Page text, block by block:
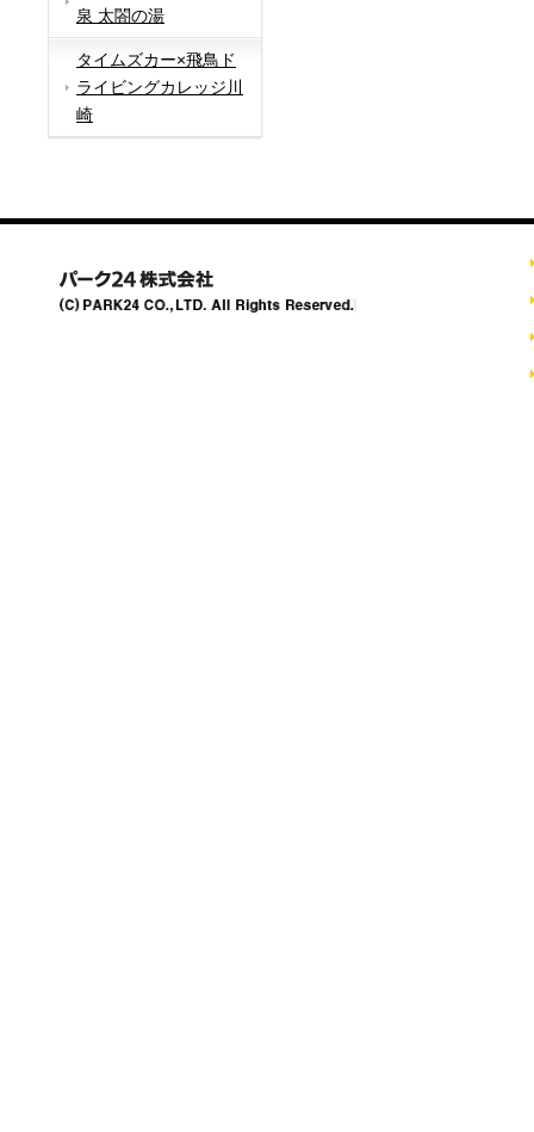
泉 太閤の湯
タイムズカー×飛鳥ド
ライビングカレッジ川
崎